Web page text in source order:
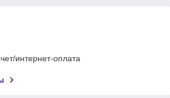
интернет-оплата